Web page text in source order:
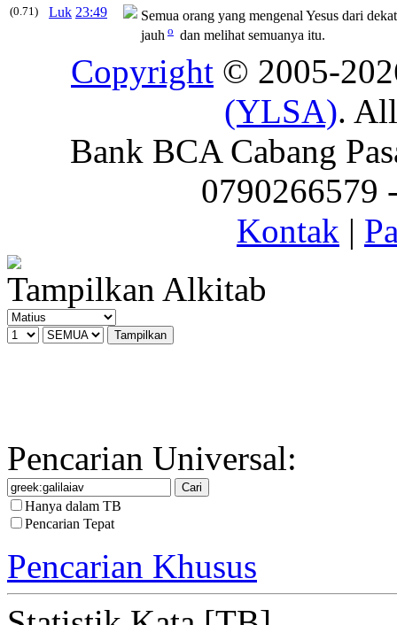
(0.71) Luk 23:49
Semua orang yang mengenal Yesus dari
jauh o dan melihat semuanya itu.
Copyright © 2005-
(YLSA).
Bank BCA Cabang
0790266579
Kontak |
Tampilkan Alkitab
Pencarian Universal:
Hanya dalam TB
Pencarian Tepat
Pencarian Khusus